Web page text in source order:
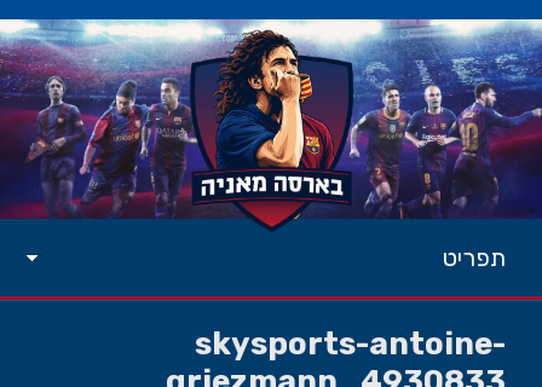
תפריט
skysports-antoine-